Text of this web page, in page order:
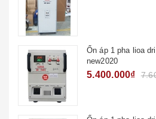
Ổn áp 1 pha lioa
new2020
5.400.000₫